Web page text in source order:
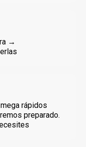
→
rápidos
preparado.